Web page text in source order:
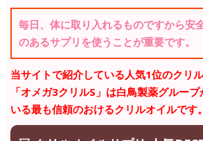
毎日、体に取り入れるものですから安
のあるサプリを使うことが重要です。
当サイトで紹介している人気1位のクリ
「オメガ3クリルS」は白鳥製薬グルー
いる最も信頼のおけるクリルオイルです。